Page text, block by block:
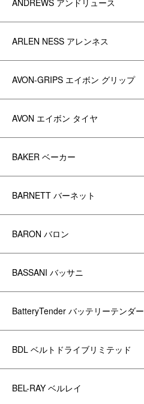
ANDREWS アンドリュース
ARLEN NESS アレンネス
AVON-GRIPS エイボン グリップ
AVON エイボン タイヤ
BAKER ベーカー
BARNETT バーネット
BARON バロン
BASSANI バッサニ
BatteryTender バッテリーテンダー
BDL ベルトドライブリミテッド
BEL-RAY ベルレイ